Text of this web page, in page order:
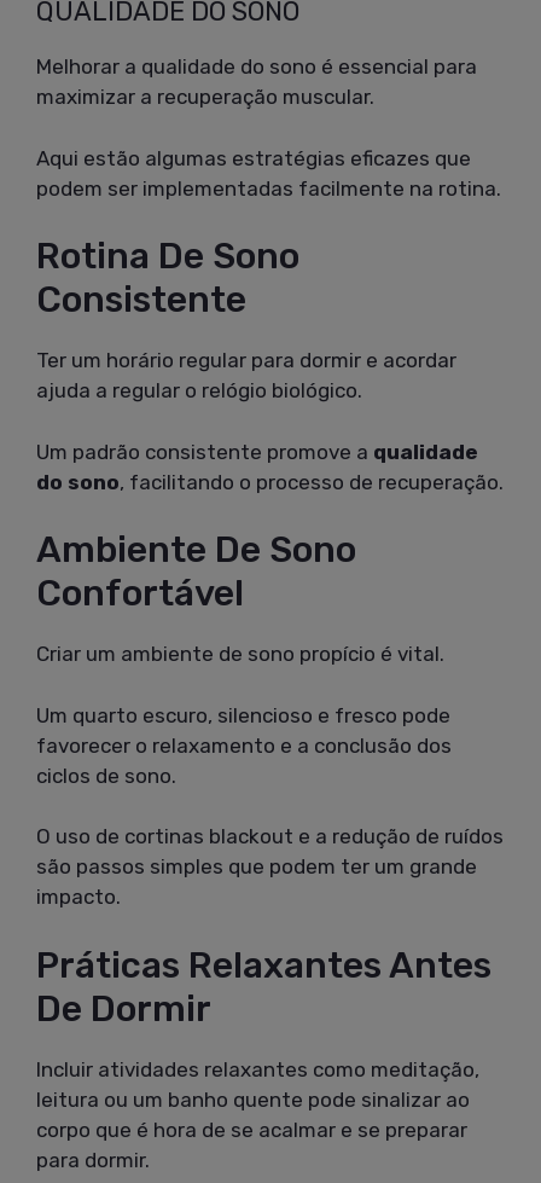
QUALIDADE DO SONO
Melhorar a qualidade do sono é essencial para
maximizar a recuperação muscular.
Aqui estão algumas estratégias eficazes que
podem ser implementadas facilmente na rotina.
Rotina De Sono
Consistente
Ter um horário regular para dormir e acordar
ajuda a regular o relógio biológico.
Um padrão consistente promove a qualidade
do sono, facilitando o processo de recuperação.
Ambiente De Sono
Confortável
Criar um ambiente de sono propício é vital.
Um quarto escuro, silencioso e fresco pode
favorecer o relaxamento e a conclusão dos
ciclos de sono.
O uso de cortinas blackout e a redução de ruídos
são passos simples que podem ter um grande
impacto.
Práticas Relaxantes Antes
De Dormir
Incluir atividades relaxantes como meditação,
leitura ou um banho quente pode sinalizar ao
corpo que é hora de se acalmar e se preparar
para dormir.